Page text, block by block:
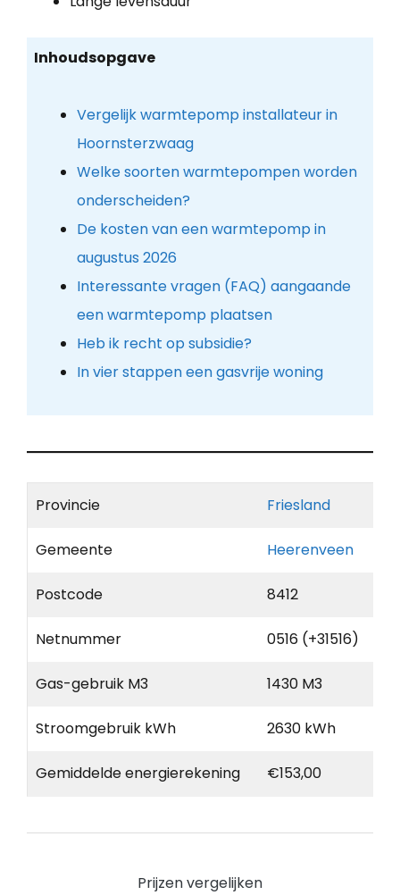
Inhoudsopgave
Vergelijk warmtepomp installateur in
Hoornsterzwaag
Welke soorten warmtepompen worden
onderscheiden?
De kosten van een warmtepomp in
augustus 2026
Interessante vragen (FAQ) aangaande
een warmtepomp plaatsen
Heb ik recht op subsidie?
In vier stappen een gasvrije woning
Provincie Friesland
Gemeente Heerenveen
Postcode 8412
Netnummer 0516 (+31516)
Gas-gebruik M3 1430 M3
Stroomgebruik kWh 2630 kWh
Gemiddelde energierekening €153,00
Prijzen vergelijken